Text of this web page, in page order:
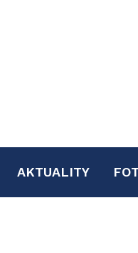
AKTUALITY